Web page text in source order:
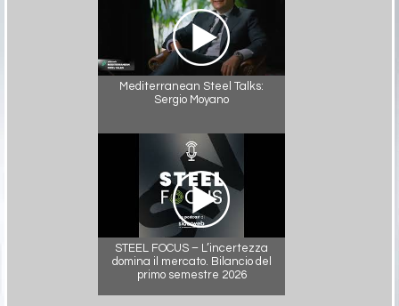
Mediterranean Steel Talks:
Sergio Moyano
STEEL FOCUS – L’incertezza
domina il mercato. Bilancio del
primo semestre 2026